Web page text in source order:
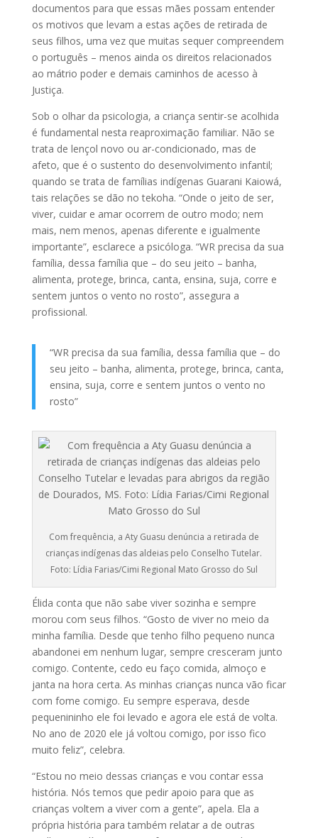
documentos para que essas mães possam entender
os motivos que levam a estas ações de retirada de
seus filhos, uma vez que muitas sequer compreendem
o português – menos ainda os direitos relacionados
ao mátrio poder e demais caminhos de acesso à
Justiça.
Sob o olhar da psicologia, a criança sentir-se acolhida
é fundamental nesta reaproximação familiar. Não se
trata de lençol novo ou ar-condicionado, mas de
afeto, que é o sustento do desenvolvimento infantil;
quando se trata de famílias indígenas Guarani Kaiowá,
tais relações se dão no tekoha. “Onde o jeito de ser,
viver, cuidar e amar ocorrem de outro modo; nem
mais, nem menos, apenas diferente e igualmente
importante”, esclarece a psicóloga. “WR precisa da sua
família, dessa família que – do seu jeito – banha,
alimenta, protege, brinca, canta, ensina, suja, corre e
sentem juntos o vento no rosto”, assegura a
profissional.
“WR precisa da sua família, dessa família que – do
seu jeito – banha, alimenta, protege, brinca, canta,
ensina, suja, corre e sentem juntos o vento no
rosto”
Com frequência, a Aty Guasu denúncia a retirada de
crianças indígenas das aldeias pelo Conselho Tutelar.
Foto: Lídia Farias/Cimi Regional Mato Grosso do Sul
Élida conta que não sabe viver sozinha e sempre
morou com seus filhos. “Gosto de viver no meio da
minha família. Desde que tenho filho pequeno nunca
abandonei em nenhum lugar, sempre cresceram junto
comigo. Contente, cedo eu faço comida, almoço e
janta na hora certa. As minhas crianças nunca vão ficar
com fome comigo. Eu sempre esperava, desde
pequenininho ele foi levado e agora ele está de volta.
No ano de 2020 ele já voltou comigo, por isso fico
muito feliz”, celebra.
“Estou no meio dessas crianças e vou contar essa
história. Nós temos que pedir apoio para que as
crianças voltem a viver com a gente”, apela. Ela a
própria história para também relatar a de outras